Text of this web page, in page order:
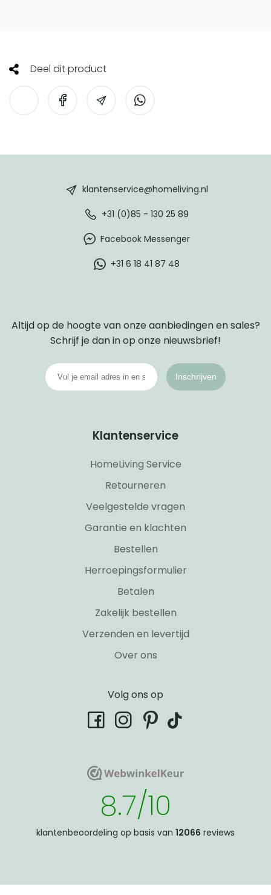
Deel dit product
klantenservice@homeliving.nl
+31 (0)85 - 130 25 89
Facebook Messenger
+31 6 18 41 87 48
Altijd op de hoogte van onze aanbiedingen en sales?
Schrijf je dan in op onze nieuwsbrief!
Inschrijven
Klantenservice
HomeLiving Service
Retourneren
Veelgestelde vragen
Garantie en klachten
Bestellen
Herroepingsformulier
Betalen
Zakelijk bestellen
Verzenden en levertijd
Over ons
Volg ons op
facebookinstagram
pinterest
tiktok
WebwinkelKeurWebwinkelKeur
8.7/10
klantenbeoordeling op basis van 12066 reviews